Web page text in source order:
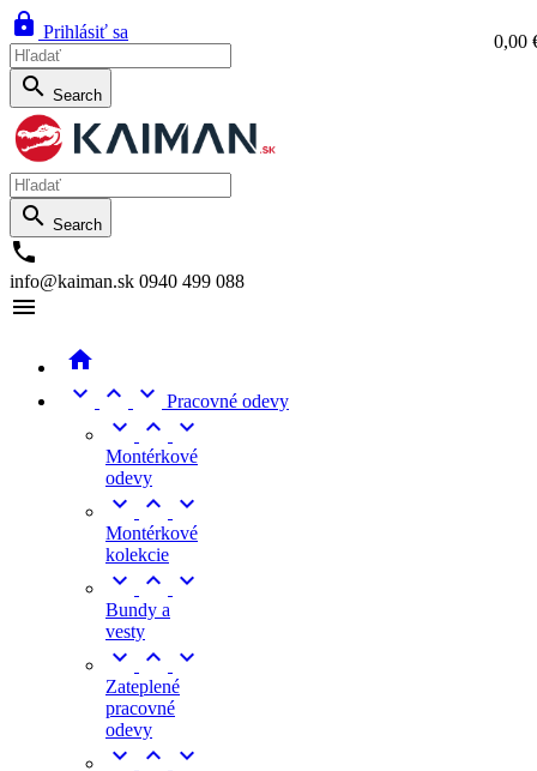
 Prihlásiť sa
 Search
 Search

info@kaiman.sk 0940 499 088



  Pracovné odevy
  
Montérkové
odevy
  
Montérkové
kolekcie
  
Bundy a
vesty
  
Zateplené
pracovné
odevy
  
0,00